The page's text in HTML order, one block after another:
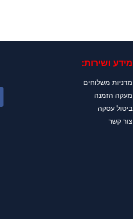
מידע ושירות:
מדניות משלוחים
מעקה הזמנה
ביטול עסקה
צור קשר